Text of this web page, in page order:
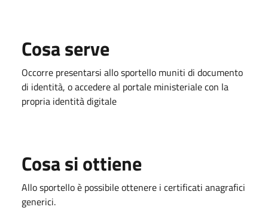
Cosa serve
Occorre presentarsi allo sportello muniti di documento
di identità, o accedere al portale ministeriale con la
propria identità digitale
Cosa si ottiene
Allo sportello è possibile ottenere i certificati anagrafici
generici.